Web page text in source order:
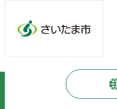
観光・スポー
>